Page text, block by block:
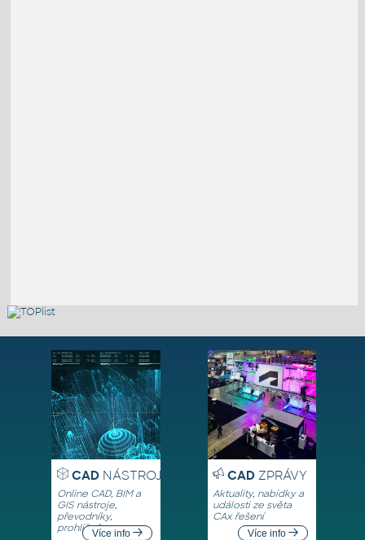
CADNÁSTROJE
Online CAD, BIM a
GIS nástroje,
převodníky,
prohlížečeVíce info
CADZPRÁVY
Aktuality, nabídky a
události ze světa
CAx řešení
Více info